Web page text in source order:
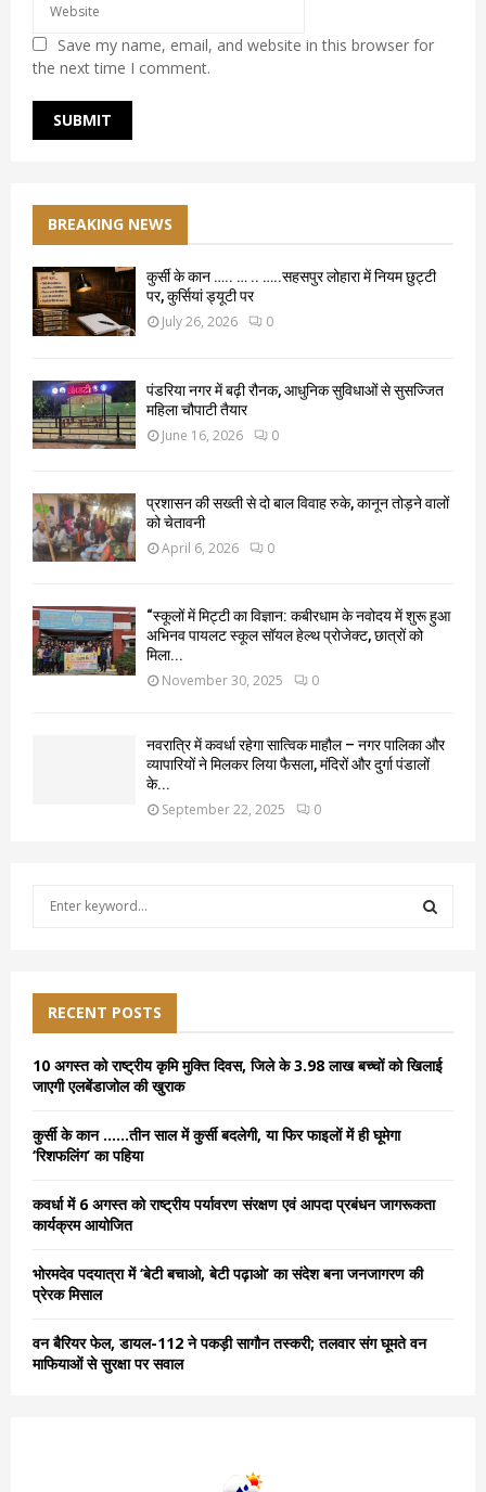
Save my name, email, and website in this browser for
the next time I comment.
BREAKING NEWS
कुर्सी के कान ….. … .. …..सहसपुर लोहारा में नियम छुट्टी
पर, कुर्सियां ड्यूटी पर
July 26, 2026 0
पंडरिया नगर में बढ़ी रौनक, आधुनिक सुविधाओं से सुसज्जित
महिला चौपाटी तैयार
June 16, 2026 0
प्रशासन की सख्ती से दो बाल विवाह रुके, कानून तोड़ने वालों
को चेतावनी
April 6, 2026 0
“स्कूलों में मिट्टी का विज्ञान: कबीरधाम के नवोदय में शुरू हुआ
अभिनव पायलट स्कूल सॉयल हेल्थ प्रोजेक्ट, छात्रों को
मिला...
November 30, 2025 0
नवरात्रि में कवर्धा रहेगा सात्विक माहौल – नगर पालिका और
व्यापारियों ने मिलकर लिया फैसला, मंदिरों और दुर्गा पंडालों
के...
September 22, 2025 0
f
o
r
RECENT POSTS
10 अगस्त को राष्ट्रीय कृमि मुक्ति दिवस, जिले के 3.98 लाख बच्चों को खिलाई
जाएगी एलबेंडाजोल की खुराक
कुर्सी के कान ……तीन साल में कुर्सी बदलेगी, या फिर फाइलों में ही घूमेगा
‘रिशफलिंग’ का पहिया
कवर्धा में 6 अगस्त को राष्ट्रीय पर्यावरण संरक्षण एवं आपदा प्रबंधन जागरूकता
कार्यक्रम आयोजित
भोरमदेव पदयात्रा में ‘बेटी बचाओ, बेटी पढ़ाओ’ का संदेश बना जनजागरण की
प्रेरक मिसाल
वन बैरियर फेल, डायल-112 ने पकड़ी सागौन तस्करी; तलवार संग घूमते वन
माफियाओं से सुरक्षा पर सवाल